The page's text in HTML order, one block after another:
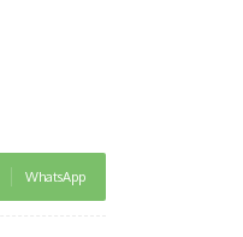
WhatsApp